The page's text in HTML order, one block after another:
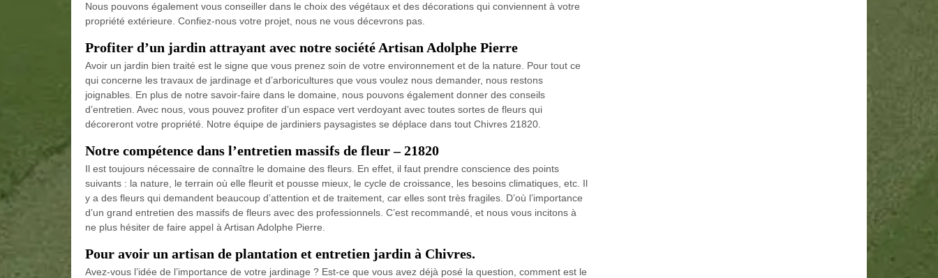
Nous pouvons également vous conseiller dans le choix des végétaux et des décorations qui conviennent à votre
propriété extérieure. Confiez-nous votre projet, nous ne vous décevrons pas.
Profiter d’un jardin attrayant avec notre société Artisan Adolphe Pierre
Avoir un jardin bien traité est le signe que vous prenez soin de votre environnement et de la nature. Pour tout ce
qui concerne les travaux de jardinage et d’arboricultures que vous voulez nous demander, nous restons
joignables. En plus de notre savoir-faire dans le domaine, nous pouvons également donner des conseils
d’entretien. Avec nous, vous pouvez profiter d’un espace vert verdoyant avec toutes sortes de fleurs qui
décoreront votre propriété. Notre équipe de jardiniers paysagistes se déplace dans tout Chivres 21820.
Notre compétence dans l’entretien massifs de fleur – 21820
Il est toujours nécessaire de connaître le domaine des fleurs. En effet, il faut prendre conscience des points
suivants : la nature, le terrain où elle fleurit et pousse mieux, le cycle de croissance, les besoins climatiques, etc. Il
y a des fleurs qui demandent beaucoup d’attention et de traitement, car elles sont très fragiles. D’où l’importance
d’un grand entretien des massifs de fleurs avec des professionnels. C’est recommandé, et nous vous incitons à
ne plus hésiter de faire appel à Artisan Adolphe Pierre.
Pour avoir un artisan de plantation et entretien jardin à Chivres.
Avez-vous l’idée de l’importance de votre jardinage ? Est-ce que vous avez déjà posé la question, comment est le